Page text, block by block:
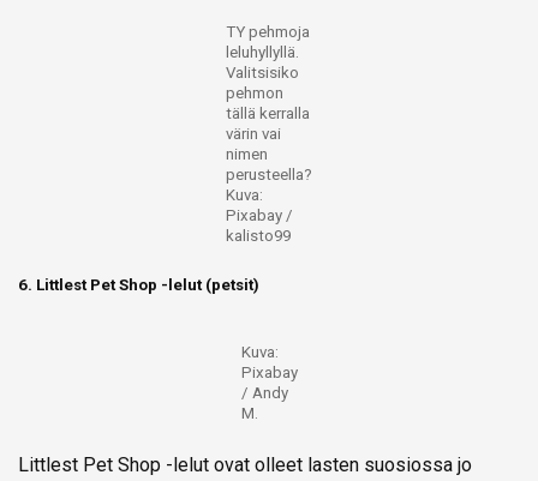
TY pehmoja
leluhyllyllä.
Valitsisiko
pehmon
tällä kerralla
värin vai
nimen
perusteella?
Kuva:
Pixabay /
kalisto99
6. Littlest Pet Shop -lelut (petsit)
Kuva:
Pixabay
/ Andy
M.
Littlest Pet Shop -lelut ovat olleet lasten suosiossa jo